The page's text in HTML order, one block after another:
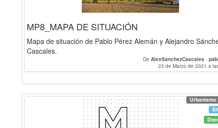
MP8_MAPA DE SITUACIÓN
Mapa de situación de Pablo Pérez Alemán y Alejandro
Cascales.
De AlexSanchezCascales -
23 de Marzo de 2021 a
Urbanismo